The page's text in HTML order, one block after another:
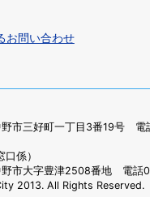
お問い合わせ
市三好町一丁目3番19号
係）
市大字豊津2508番地 電話
2013. All Rights Reserved.